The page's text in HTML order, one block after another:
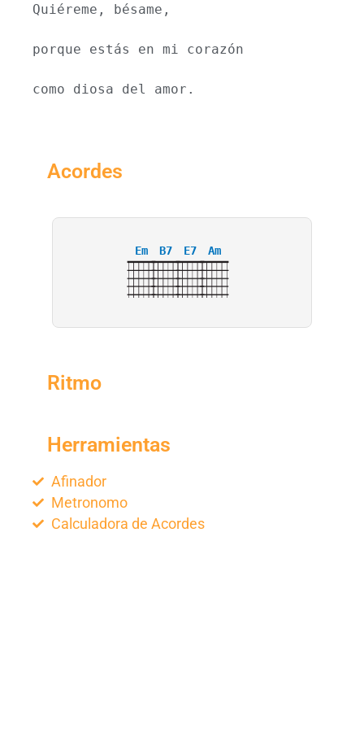
Quiéreme, bésame,
porque estás en mi corazón
como diosa del amor.
Acordes
Em B7 E7 Am
Ritmo
Herramientas
Afinador
Metronomo
Calculadora de Acordes